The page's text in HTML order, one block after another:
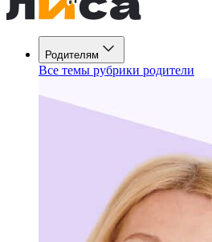
Родителям
Все темы рубрики родители